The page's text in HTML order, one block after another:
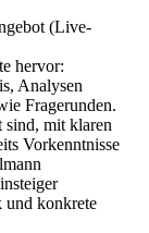
(Live-
hervor:
Analysen
Fragerunden.
sind, m‬it klaren
Vorkenntnisse
u‬nd konkrete